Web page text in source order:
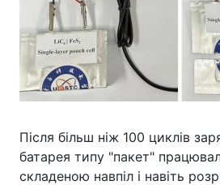
Після більш ніж 100 циклів
батарея типу "пакет"
складеною навпіл і навіть